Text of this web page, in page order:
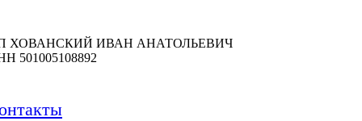
ХОВАНСКИЙ ИВАН АНАТОЛЬЕВИЧ
501005108892